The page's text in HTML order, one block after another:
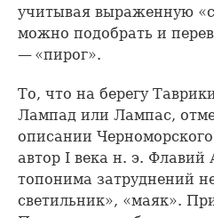
учитывая выраженную
можно подобрать и
— «пирог».
То, что на берегу
Лампад или Лампас,
описании
автор I века н. э. Флавий
топонима затруднений
светильник», «маяк».